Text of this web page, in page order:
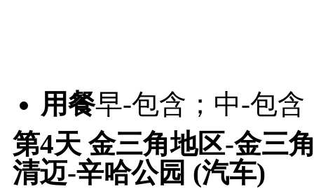
用餐早-包含；中-包
第4天 金三角地区-金三
清迈-辛哈公园 (汽车)